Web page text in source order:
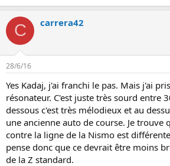
C carrera42
28/6/16
Yes Kadaj, j'ai franchi le pas. Mais j'ai
résonateur. C'est juste très sourd entre
dessous c'est très mélodieux et au
une ancienne auto de course. Je trouve
contre la ligne de la Nismo est
pense donc que ce devrait être moins
de la Z standard.